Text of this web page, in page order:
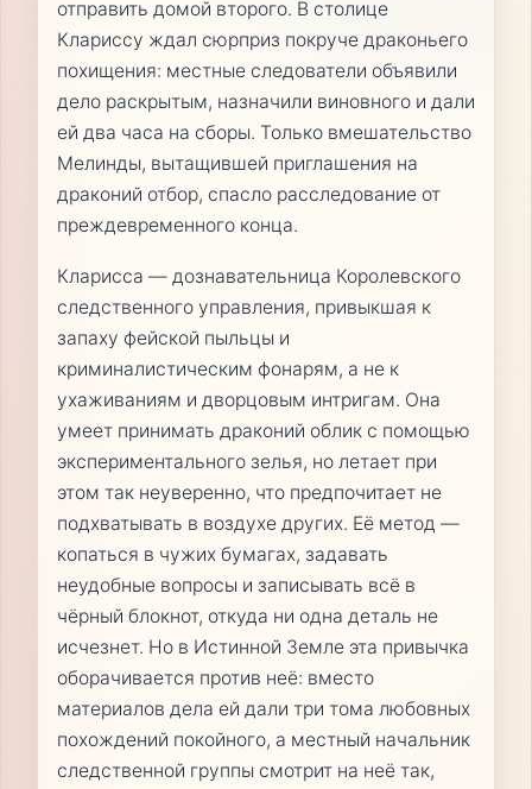
отправить домой второго. В столице
Клариссу ждал сюрприз покруче драконьего
похищения: местные следователи объявили
дело раскрытым, назначили виновного и дали
ей два часа на сборы. Только вмешательство
Мелинды, вытащившей приглашения на
драконий отбор, спасло расследование от
преждевременного конца.
Кларисса — дознавательница Королевского
следственного управления, привыкшая к
запаху фейской пыльцы и
криминалистическим фонарям, а не к
ухаживаниям и дворцовым интригам. Она
умеет принимать драконий облик с помощью
экспериментального зелья, но летает при
этом так неуверенно, что предпочитает не
подхватывать в воздухе других. Её метод —
копаться в чужих бумагах, задавать
неудобные вопросы и записывать всё в
чёрный блокнот, откуда ни одна деталь не
исчезнет. Но в Истинной Земле эта привычка
оборачивается против неё: вместо
материалов дела ей дали три тома любовных
похождений покойного, а местный начальник
следственной группы смотрит на неё так,